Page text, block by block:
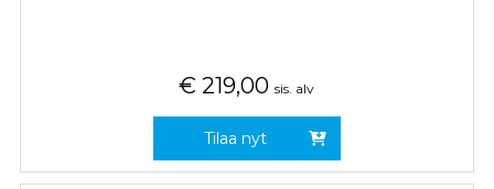
€ 219,00 sis. alv
Tilaa nyt